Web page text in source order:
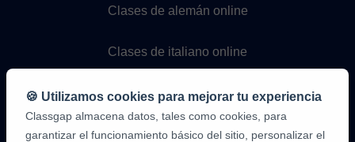
Clases de alemán online
Clases de italiano online
Clases de portugués online
Clases de matemáticas online
🍪 Utilizamos cookies para mejorar tu experiencia
Classgap almacena datos, tales como cookies, para
garantizar el funcionamiento básico del sitio, personalizar el